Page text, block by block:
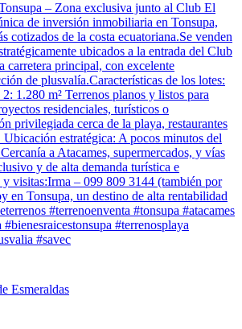
– Zona exclusiva junto al Club El
de inversión inmobiliaria en Tonsupa,
cotizados de la costa ecuatoriana.Se venden
ubicados a la entrada del Club
carretera principal, con excelente
de plusvalía.Características de los lotes:
1.280 m² Terrenos planos y listos para
residenciales, turísticos o
privilegiada cerca de la playa, restaurantes
Ubicación estratégica: A pocos minutos del
a Atacames, supermercados, y vías
y de alta demanda turística e
visitas:Irma – 099 809 3144 (también por
en Tonsupa, un destino de alta rentabilidad
#terrenoenventa #tonsupa #atacames
#terrenosplaya
#savec
Esmeraldas